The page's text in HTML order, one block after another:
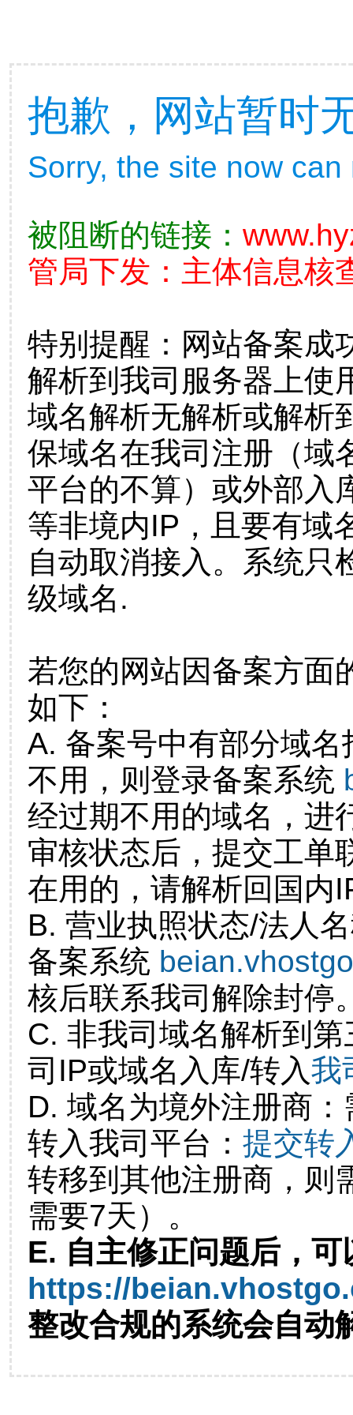
抱歉，网站暂时
Sorry, the site now
被阻断的链接：
管局下发：主体信息核
特别提醒：网站备案成
解析到我司服务器上使
域名解析无解析或解析
保域名在我司注册（域
平台的不算）或外部入
等非境内IP，且要有域
自动取消接入。系统只
级域名.
若您的网站因备案方面
如下：
A. 备案号中有部分域
不用，则登录备案系统
经过期不用的域名，进
审核状态后，提交工单
在用的，请解析回国内
B. 营业执照状态/法人
备案系统
核后联系我司解除封停
C. 非我司域名解析到
司IP或域名入库/转入我
D. 域名为境外注册商
转入我司平台： 提交转
转移到其他注册商，则
需要7天）。
E. 自主修正问题后，可
https://
整改合规的系统会自动